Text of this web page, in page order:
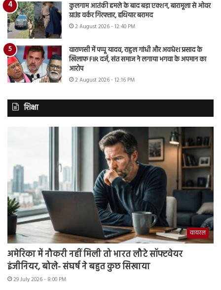
कुलगाम आतंकी हमले के बाद बड़ा एक्शन, बारामूला से ओवर
ग्राउंड वर्कर गिरफ्तार, हथियार बरामद
2 August 2026 - 12:40 PM
वाराणसी में पप्पू यादव, राहुल गांधी और अवधेश प्रसाद के
खिलाफ FIR दर्ज, संत समाज ने लगाया भगवा के अपमान का
आरोप
2 August 2026 - 12:16 PM
शिक्षा
वायरल
अमेरिका में नौकरी नहीं मिली तो भारत लौटे सॉफ्टवेयर
इंजीनियर, बोले- संघर्ष ने बहुत कुछ सिखाया
29 July 2026 - 8:00 PM